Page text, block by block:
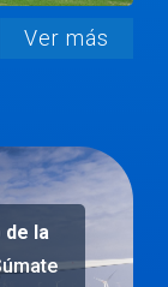
Ver más
de la